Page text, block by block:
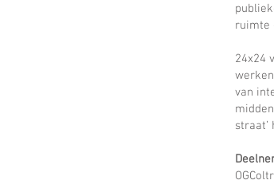
ruimte
24x24
van
straat’